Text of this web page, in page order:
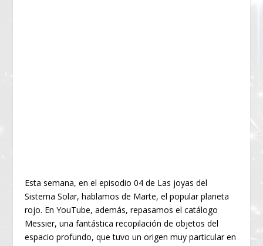
Esta semana, en el episodio 04 de Las joyas del
Sistema Solar, hablamos de Marte, el popular planeta
rojo. En YouTube, además, repasamos el catálogo
Messier, una fantástica recopilación de objetos del
espacio profundo, que tuvo un origen muy particular en